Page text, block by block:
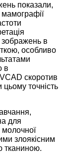
показали,
в
особливо
в
скоротив
цьому точність
для
молочної
злоякісним
тканиною.